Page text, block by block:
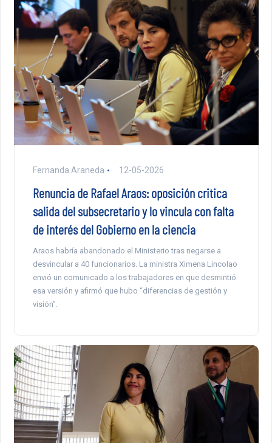
Fernanda Araneda 12-05-2026
Renuncia de Rafael Araos: oposición critica
salida del subsecretario y lo vincula con falta
de interés del Gobierno en la ciencia
Araos habría abandonado el Ministerio tras negarse a
desvincular a 40 funcionarios. La ministra Ximena Lincolao
envió un comunicado a los trabajadores en que desmintió
esa versión y afirmó que hubo “diferencias de gestión y
visión”.